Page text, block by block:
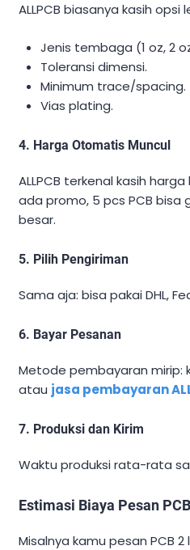
ALLPCB biasanya kasih opsi
Jenis tembaga (1 oz, 2
Toleransi dimensi.
Minimum trace/spacing.
Vias plating.
4. Harga Otomatis Muncul
ALLPCB terkenal kasih
ada promo, 5 pcs PCB bisa
besar.
5. Pilih Pengiriman
Sama aja: bisa pakai DHL,
6. Bayar Pesanan
Metode pembayaran mirip:
atau jasa pembayaran
7. Produksi dan Kirim
Waktu produksi rata-rata
Estimasi Biaya Pesan PCB
Misalnya kamu pesan PCB